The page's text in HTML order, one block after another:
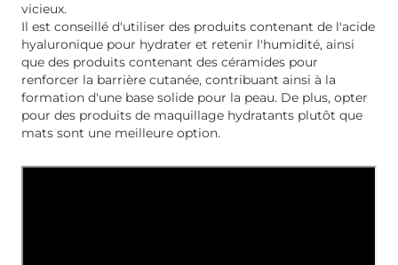
vicieux.
Il est conseillé d'utiliser des produits contenant de l'acide
hyaluronique pour hydrater et retenir l'humidité, ainsi
que des produits contenant des céramides pour
renforcer la barrière cutanée, contribuant ainsi à la
formation d'une base solide pour la peau. De plus, opter
pour des produits de maquillage hydratants plutôt que
mats sont une meilleure option.